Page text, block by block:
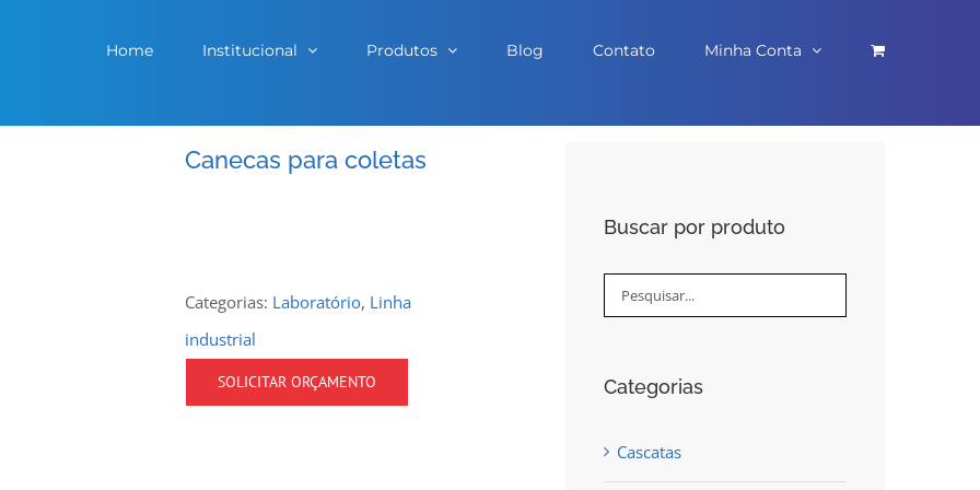
Home Institucional Produtos Blog Contato Minha Conta
Canecas para coletas
Categorias: Laboratório, Linha
industrial
SOLICITAR ORÇAMENTO
Buscar por produto
Categorias
Cascatas